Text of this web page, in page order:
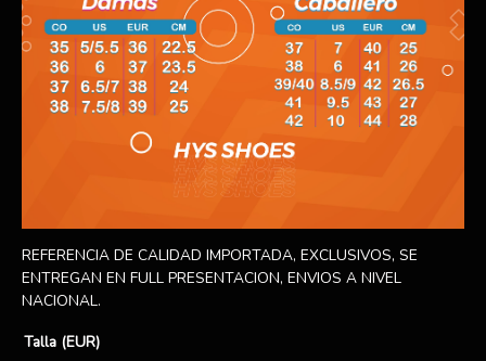
REFERENCIA DE CALIDAD IMPORTADA, EXCLUSIVOS, SE
ENTREGAN EN FULL PRESENTACION, ENVIOS A NIVEL
NACIONAL.
Talla (EUR)